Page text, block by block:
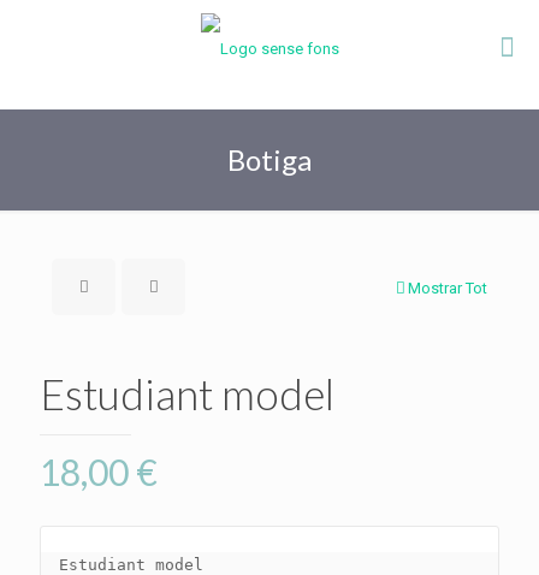
Botiga
Mostrar Tot
Estudiant model
18,00€
Estudiant model